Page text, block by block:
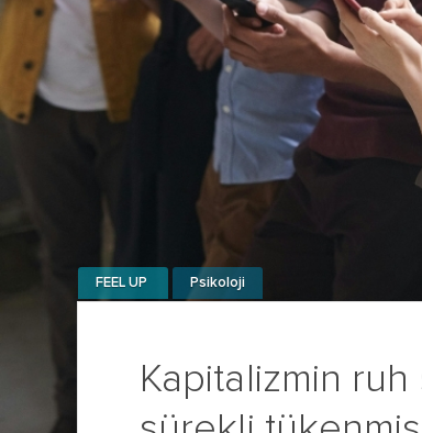
Kapitalizmin ruh
FEEL UP Psikoloji